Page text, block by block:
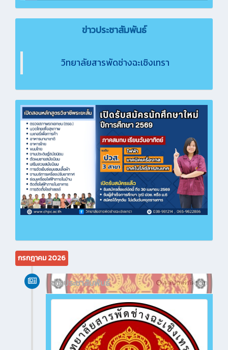
ข่าวประชาสัมพันธ์
วิทยาลัยสารพัดช่างฉะเชิงเทรา
กรกฎาคม 2026
4 สัปดาห์ ที่ผ่านมา
ข่าวประชาสัมพันธ์